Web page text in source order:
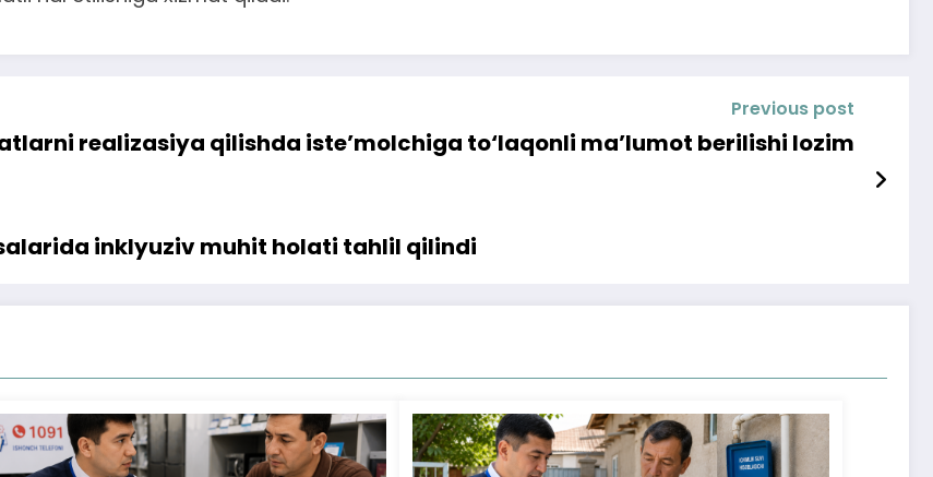
Previous post
realizasiya qilishda iste’molchiga to‘laqonli ma’lumot berilishi lozim
inklyuziv muhit holati tahlil qilindi